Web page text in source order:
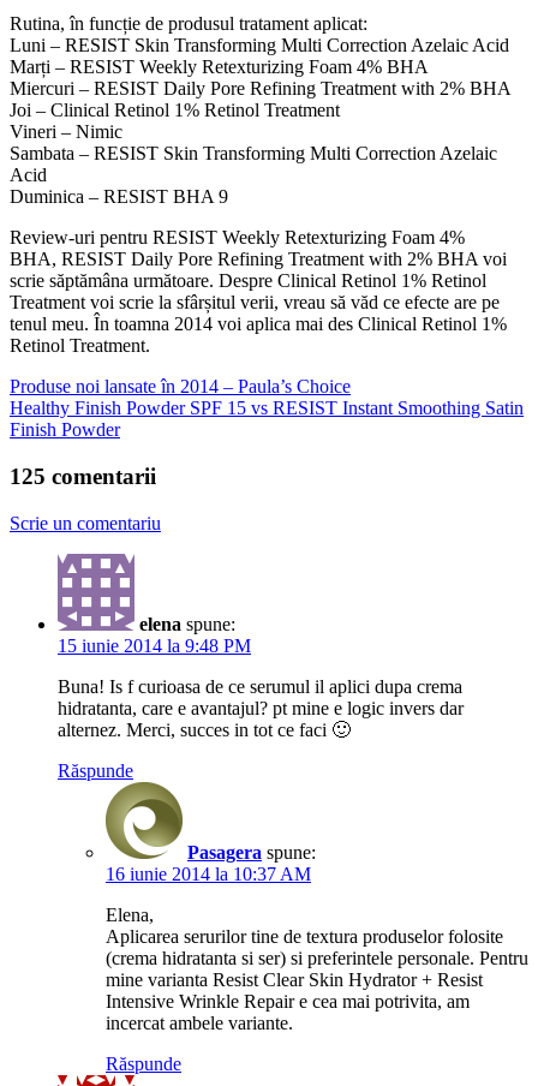
Rutina, în funcție de produsul tratament aplicat:
Luni – RESIST Skin Transforming Multi Correction Azelaic Acid
Marți – RESIST Weekly Retexturizing Foam 4% BHA
Miercuri – RESIST Daily Pore Refining Treatment with 2% BHA
Joi – Clinical Retinol 1% Retinol Treatment
Vineri – Nimic
Sambata – RESIST Skin Transforming Multi Correction Azelaic
Acid
Duminica – RESIST BHA 9
Review-uri pentru RESIST Weekly Retexturizing Foam 4%
BHA, RESIST Daily Pore Refining Treatment with 2% BHA voi
scrie săptămâna următoare. Despre Clinical Retinol 1% Retinol
Treatment voi scrie la sfârșitul verii, vreau să văd ce efecte are pe
tenul meu. În toamna 2014 voi aplica mai des Clinical Retinol 1%
Retinol Treatment.
Produse noi lansate în 2014 – Paula’s Choice
Healthy Finish Powder SPF 15 vs RESIST Instant Smoothing Satin
Finish Powder
125 comentarii
Scrie un comentariu
elena spune:
15 iunie 2014 la 9:48 PM
Buna! Is f curioasa de ce serumul il aplici dupa crema
hidratanta, care e avantajul? pt mine e logic invers dar
alternez. Merci, succes in tot ce faci 🙂
Răspunde
Pasagera spune:
16 iunie 2014 la 10:37 AM
Elena,
Aplicarea serurilor tine de textura produselor folosite
(crema hidratanta si ser) si preferintele personale. Pentru
mine varianta Resist Clear Skin Hydrator + Resist
Intensive Wrinkle Repair e cea mai potrivita, am
incercat ambele variante.
Răspunde